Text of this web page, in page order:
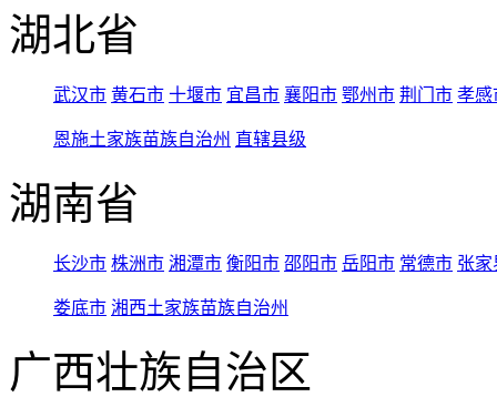
湖北省
武汉市 黄石市 十堰市 宜昌市 襄阳市 鄂州市 荆门市 孝感
恩施土家族苗族自治州 直辖县级
湖南省
长沙市 株洲市 湘潭市 衡阳市 邵阳市 岳阳市 常德市 张家
娄底市 湘西土家族苗族自治州
广西壮族自治区